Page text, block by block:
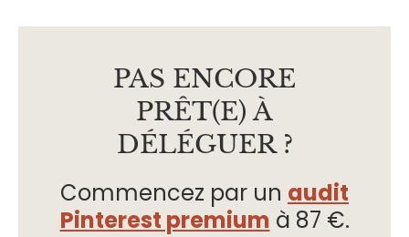
PAS ENCORE
PRÊT(E) À
DÉLÉGUER ?
Commencez par un audit
Pinterest premium à 87 €.